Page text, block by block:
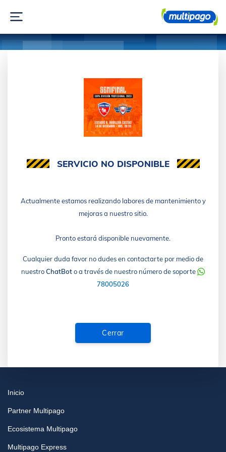
SERVICIO NO DISPONIBLE
Actualmente estamos realizando labores de mantenimiento y
mejoras a nuestro sitio.
Pronto estará disponible nuevamente.
Cualquier duda favor no dudes en contactarte por medio de
nuestroChatBoto a través de nuestro número de soporte
78005026
Cerrar
Inicio
Partner Multipago
Ecosistema Multipago
Multipago Express